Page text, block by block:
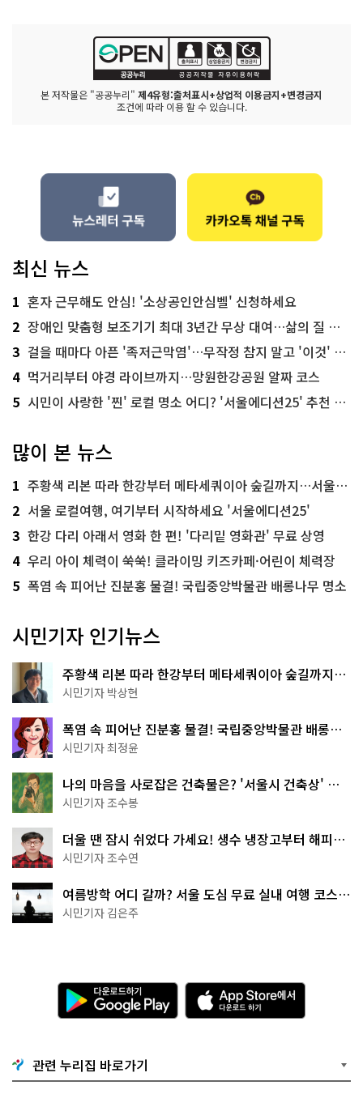
본 저작물은 "공공누리" 제4유형:출처표시+상업적 이용금지+변경금지
조건에 따라 이용 할 수 있습니다.
최신 뉴스
1 혼자 근무해도 안심! '소상공인안심벨' 신청하세요
2 장애인 맞춤형 보조기기 최대 3년간 무상 대여…삶의 질 높인다
3 걸을 때마다 아픈 '족저근막염'…무작정 참지 말고 '이것' 해보세요!
4 먹거리부터 야경 라이브까지…망원한강공원 알짜 코스
5 시민이 사랑한 '찐' 로컬 명소 어디? '서울에디션25' 추천 코스
많이 본 뉴스
1 주황색 리본 따라 한강부터 메타세쿼이아 숲길까지…서울둘레길 15코스
2 서울 로컬여행, 여기부터 시작하세요 '서울에디션25'
3 한강 다리 아래서 영화 한 편! '다리밑 영화관' 무료 상영
4 우리 아이 체력이 쑥쑥! 클라이밍 키즈카페·어린이 체력장
5 폭염 속 피어난 진분홍 물결! 국립중앙박물관 배롱나무 명소
시민기자 인기뉴스
주황색 리본 따라 한강부터 메타세쿼이아 숲길까지…
서울둘레길 15코스
시민기자 박상현
폭염 속 피어난 진분홍 물결! 국립중앙박물관 배롱나
무 명소
시민기자 최정윤
나의 마음을 사로잡은 건축물은? '서울시 건축상' 수
상작 공개!
시민기자 조수봉
더울 땐 잠시 쉬었다 가세요! 생수 냉장고부터 해피소
·무더위쉼터까지
시민기자 조수연
여름방학 어디 갈까? 서울 도심 무료 실내 여행 코스
추천
시민기자 김은주
다
운
로
기
G
o
A
p
p
e
관련 누리집 바로가기